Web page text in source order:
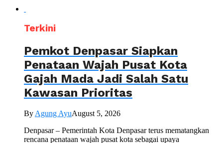
Terkini
Pemkot Denpasar Siapkan
Penataan Wajah Pusat Kota
Gajah Mada Jadi Salah Satu
Kawasan Prioritas
ByAgung AyuAugust 5, 2026
Denpasar – Pemerintah Kota Denpasar terus mematangkan
rencana penataan wajah pusat kota sebagai upaya